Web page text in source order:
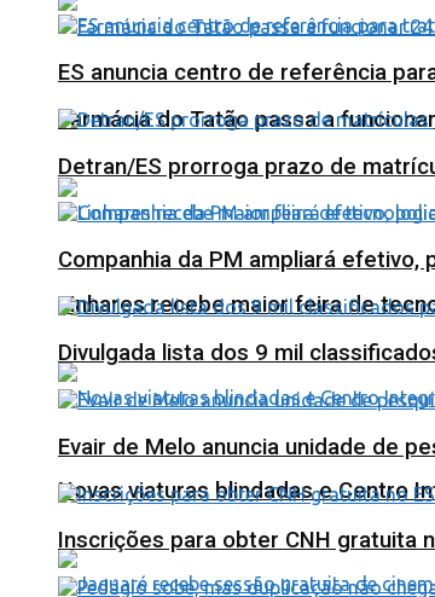
Farmácia do Tatão passa a
Linhares recebe maior feira de
Novas viaturas blindadas e Centro
ES anuncia centro de referência
Detran/ES prorroga prazo de
Companhia da PM ampliará
Divulgada lista dos 9 mil
Evair de Melo anuncia unidade de
Inscrições para obter CNH gratuita